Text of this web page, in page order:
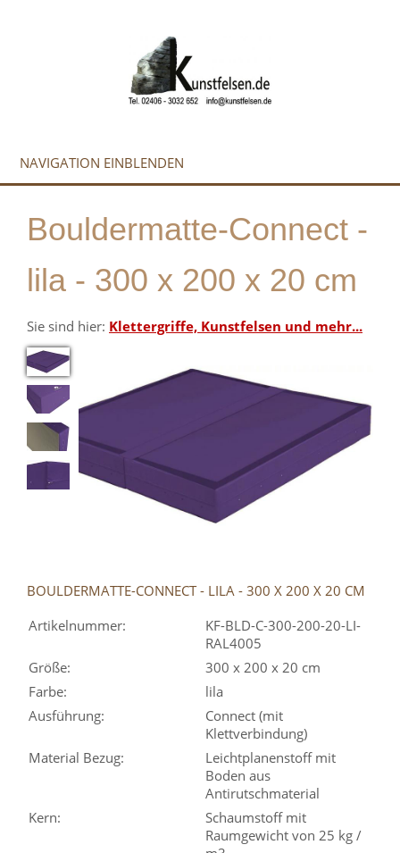
NAVIGATION EINBLENDEN
Bouldermatte-Connect -
lila - 300 x 200 x 20 cm
Sie sind hier: Klettergriffe, Kunstfelsen und mehr...
BOULDERMATTE-CONNECT - LILA - 300 X 200 X 20 CM
Artikelnummer:
KF-BLD-C-300-200-20-LI-
RAL4005
Größe:
300 x 200 x 20 cm
Farbe:
lila
Ausführung:
Connect (mit
Klettverbindung)
Material Bezug:
Leichtplanenstoff mit
Boden aus
Antirutschmaterial
Kern:
Schaumstoff mit
Raumgewicht von 25 kg /